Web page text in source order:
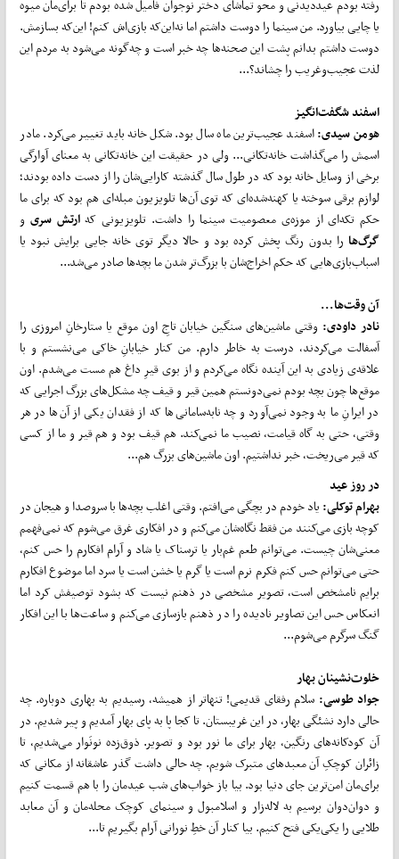
رفته بودم عیددیدنی و محو تماشای دختر نوجوان فامیل شده بودم تا برای‌مان میوه
یا چایی بیاورد. من سینما را دوست داشتم اما نه‌این‌که بازی‌اش کنم! ‌این‌که بسازمش.
دوست داشتم بدانم پشت این صحنه‌ها چه خبر است و چه‌گونه می‌شود به مردم این
لذت عجیب‌وغریب را چشاند؟...
اسفند شگفتانگیز
هومن سیدی:اسفند عجیب‌ترین ماه سال بود. شکل خانه باید تغییر می‌کرد. مادر
اسمش را می‌گذاشت خانه‌تکانی... ولی در حقیقت این خانه‌تکانی به معنای آوارگی
برخی از وسایل خانه بود که در طول سال گذشته کارایی‌شان را از دست داده بودند؛
لوازم برقی سوخته یا کهنه‌شده‌ای که توی آن‌ها تلویزیون مبله‌ای هم بود که برای ما
حکم تکه‌ای از موزه‌ی معصومیت سینما را داشت. تلویزیونی که ارتش سریو
گرگهارا بدون رنگ پخش کرده بود و حالا دیگر توی خانه جایی برایش نبود یا
اسباب‌بازی‌هایی که حکم اخراج‌شان با بزرگ‌تر شدن ما بچه‌ها صادر می‌شد...
آن وقتها...
نادر داودی:وقتی ماشین‌های سنگین خیابان تاجِ اون موقع یا ستارخانِ امروزی را
آسفالت می‌کردند، درست به خاطر دارم. من کنار خیابانِ خاکی می‌نشستم و با
علاقه‌ی زیادی به این آینده نگاه می‌کردم و از بوی قیرِ داغ هم مست می‌شدم. اون
موقع‌ها چون بچه بودم نمی‌دونستم همین قیر و قیف چه مشکل‌های بزرگ اجرایی که
در ایرانِ ما به وجود نمی‌آورد و چه نابه‌سامانی‌ها که از فقدان یکی از آن‌ها در هر
وقتی، حتی به گاه قیامت، نصیب ما نمی‌کند. هم قیف بود و هم قیر و ما از کسی
که قیر می‌ریخت، خبر نداشتیم. اون ماشین‌های بزرگ هم...
در روز عید
بهرام توکلی:یاد خودم در بچگی می‌افتم. وقتی اغلب بچه‌ها با سروصدا و هیجان در
کوچه بازی می‌کنند من فقط نگاه‌شان می‌کنم و در افکاری غرق می‌شوم که نمی‌فهمم
معنی‌شان چیست. می‌توانم طعم غم‌بار یا ترسناک یا شاد و آرام افکارم را حس کنم،
حتی می‌توانم حس کنم فکرم نرم است یا گرم یا خشن است یا سرد اما موضوع افکارم
برایم نامشخص است، تصویر مشخصی در ذهنم نیست که بشود توصیفش کرد اما
انعکاس حس این تصاویر نادیده را در ذهنم بازسازی می‌کنم و ساعت‌ها با این افکار
گنگ سرگرم می‌شوم...
خلوتنشینان بهار
جواد طوسی:سلام رفقای قدیمی! تنهاتر از همیشه، رسیدیم به بهاری دوباره. چه
حالی دارد نشئگی بهار، در این غریبستان. تا کجا پا به پای بهار آمدیم و پیر شدیم. در
آن کودکانه‌های رنگین، بهار برای ما نور بود و تصویر. ذوق‌زده نونَوار می‌شدیم، تا
زائران کوچکِ آن معبدهای متبرک شویم. چه حالی داشت گذر عاشقانه از مکانی که
برای‌مان امن‌ترین جای دنیا بود. بیا باز خواب‌های شب عیدمان را با هم قسمت کنیم
و دوان‌دوان برسیم به لاله‌زار و اسلامبول و سینمای کوچک محله‌مان و آن معابد
طلایی را یکی‌یکی فتح کنیم. بیا کنار آن خطِ نورانی آرام بگیریم تا...